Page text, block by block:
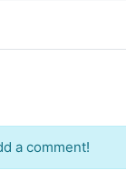
a comment!